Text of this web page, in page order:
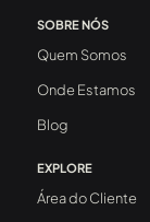
SOBRE NÓS
Quem Somos
Onde Estamos
Blog
EXPLORE
Área do Cliente